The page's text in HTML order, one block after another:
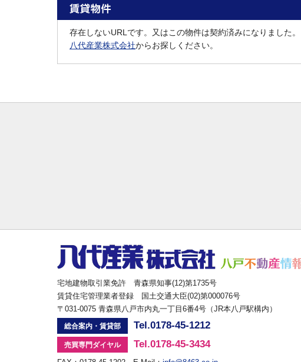
存在しないURLです。又はこの物件は契約済みになりました。
八代産業株式会社からお探しください。
宅地建物取引業免許 青森県知事(12)第1735号
賃貸住宅管理業者登録 国土交通大臣(02)第000076号
〒031-0075 青森県八戸市内丸一丁目6番4号（JR本八戸駅構内）
総合案内・賃貸部 Tel.0178-45-1212
売買専門ダイヤル Tel.0178-45-3434